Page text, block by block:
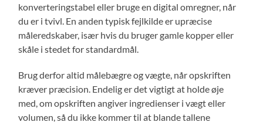
konverteringstabel eller bruge en digital omregner, når
du er i tvivl. En anden typisk fejlkilde er upræcise
måleredskaber, især hvis du bruger gamle kopper eller
skåle i stedet for standardmål.
Brug derfor altid målebægre og vægte, når opskriften
kræver præcision. Endelig er det vigtigt at holde øje
med, om opskriften angiver ingredienser i vægt eller
volumen, så du ikke kommer til at blande tallene